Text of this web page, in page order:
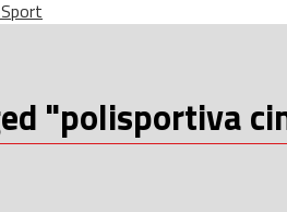
"polisportiva